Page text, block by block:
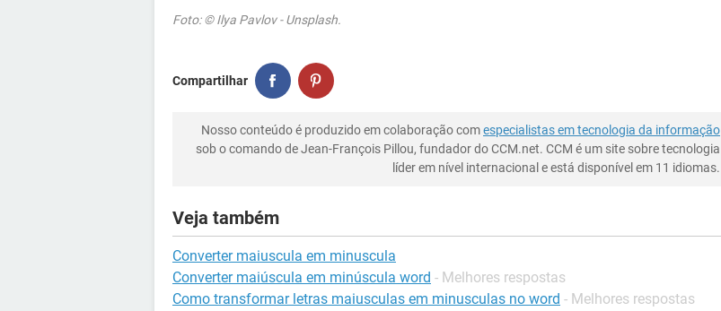
Foto: © Ilya Pavlov - Unsplash.
Compartilhar
Nosso conteúdo é produzido em colaboração comespecialistas em tecnologia da informação
sob o comando de Jean-François Pillou, fundador do CCM.net. CCM é um site sobre tecnologia
líder em nível internacional e está disponível em 11 idiomas.
Veja também
Converter maiuscula em minuscula
Converter maiúscula em minúscula word - Melhores respostas
Como transformar letras maiusculas em minusculas no word - Melhores respostas